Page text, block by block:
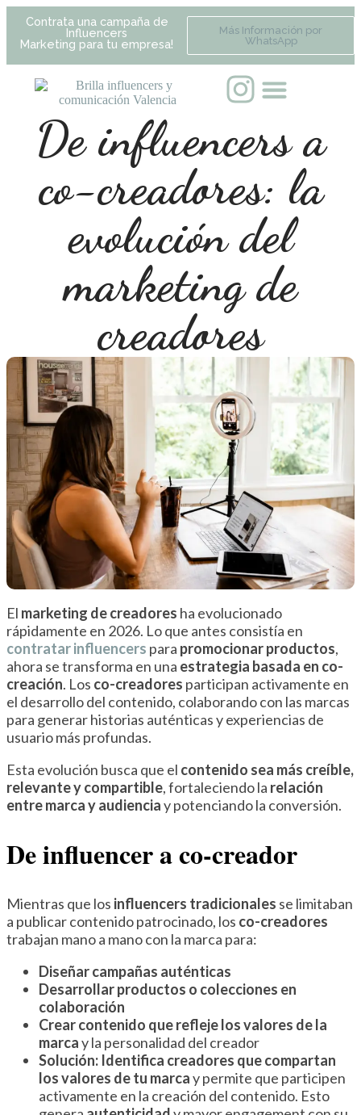
Contrata una campaña de
Influencers
Marketing para tu empresa!
Más Información por
WhatsApp
De influencers a
co-creadores: la
evolución del
marketing de
creadores
El marketing de creadores ha evolucionado
rápidamente en 2026. Lo que antes consistía en
contratar influencers para promocionar productos,
ahora se transforma en una estrategia basada en co-
creación. Los co-creadores participan activamente en
el desarrollo del contenido, colaborando con las marcas
para generar historias auténticas y experiencias de
usuario más profundas.
Esta evolución busca que el contenido sea más creíble,
relevante y compartible, fortaleciendo la relación
entre marca y audienciay potenciando la conversión.
De influencer a co-creador
Mientras que los influencers tradicionales se limitaban
a publicar contenido patrocinado, los co-creadores
trabajan mano a mano con la marca para:
Diseñar campañas auténticas
Desarrollar productos o colecciones en
colaboración
Crear contenido que refleje los valores de la
marcay la personalidad del creador
Solución: Identifica creadores que compartan
los valores de tu marcay permite que participen
activamente en la creación del contenido. Esto